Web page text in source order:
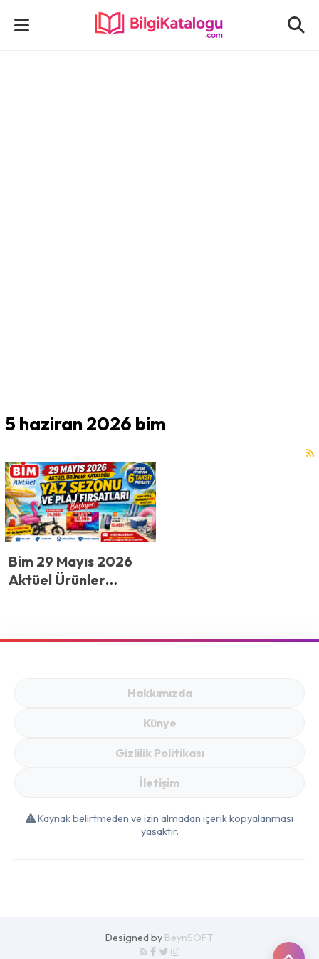
5 haziran 2026 bim
Bim 29 Mayıs 2026
Aktüel Ürünler
Başlıyor!
Hakkımızda
Künye
Gizlilik Politikası
İletişim
Kaynak belirtmeden ve izin almadan içerik kopyalanması
yasaktır.
Designed by BeynSOFT